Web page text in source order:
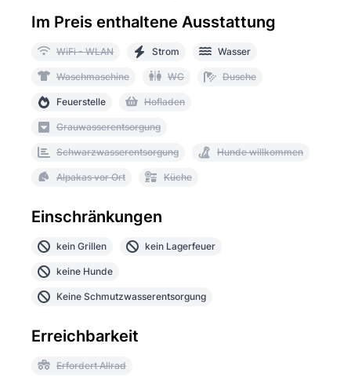
Im Preis enthaltene Ausstattung
WiFi - WLAN Strom Wasser
Waschmaschine WC Dusche
Feuerstelle Hofladen
Grauwasserentsorgung
Schwarzwasserentsorgung Hunde willkommen
Alpakas vor Ort Küche
Einschränkungen
kein Grillen kein Lagerfeuer
keine Hunde
Keine Schmutzwasserentsorgung
Erreichbarkeit
Erfordert Allrad